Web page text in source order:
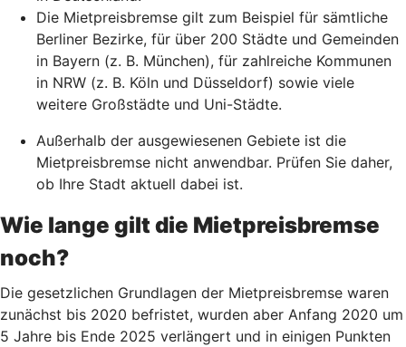
Die Mietpreisbremse gilt zum Beispiel für sämtliche
Berliner Bezirke, für über 200 Städte und Gemeinden
in Bayern (z. B. München), für zahlreiche Kommunen
in NRW (z. B. Köln und Düsseldorf) sowie viele
weitere Großstädte und Uni-Städte.
Außerhalb der ausgewiesenen Gebiete ist die
Mietpreisbremse nicht anwendbar. Prüfen Sie daher,
ob Ihre Stadt aktuell dabei ist.
Wie lange gilt die Mietpreisbremse
noch?
Die gesetzlichen Grundlagen der Mietpreisbremse waren
zunächst bis 2020 befristet, wurden aber Anfang 2020 um
5 Jahre bis Ende 2025 verlängert und in einigen Punkten